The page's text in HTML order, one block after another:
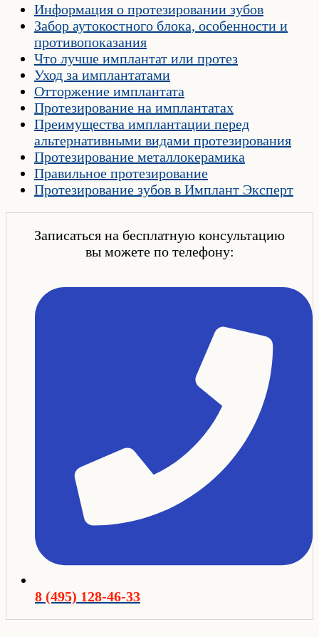
Информация о протезировании зубов
Забор аутокостного блока, особенности и
противопоказания
Что лучше имплантат или протез
Уход за имплантатами
Отторжение имплантата
Протезирование на имплантатах
Преимущества имплантации перед
альтернативными видами протезирования
Протезирование металлокерамика
Правильное протезирование
Протезирование зубов в Имплант Эксперт
Записаться на бесплатную консультацию
вы можете по телефону:
8 (495) 128-46-33